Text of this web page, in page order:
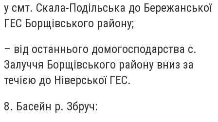
у смт. Скала-Подільська до Бережанської
ГЕС Борщівського району;
– від останнього домогосподарства с.
Залуччя Борщівського району вниз за
течією до Ніверської ГЕС.
8. Басейн р. Збруч: